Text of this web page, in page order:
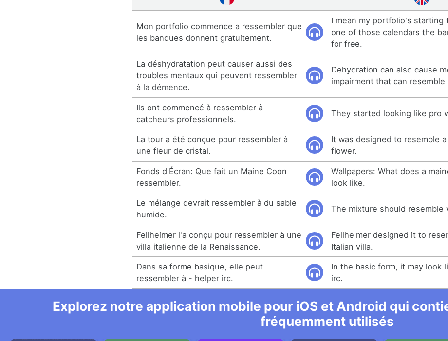
Mon portfolio commence a ressembler que
les banques donnent gratuitement.
I mean my portfolio's starting
one of those calendars the
for free.
La déshydratation peut causer aussi des
troubles mentaux qui peuvent ressembler
à la démence.
Dehydration can also cause
impairment that can resemble
Ils ont commencé à ressembler à
catcheurs professionnels.
They started looking like pro
La tour a été conçue pour ressembler à
une fleur de cristal.
It was designed to resemble
flower.
Fonds d'Écran: Que fait un Maine Coon
ressembler.
Wallpapers: What does a
look like.
Le mélange devrait ressembler à du sable
humide.
The mixture should resemble
Fellheimer l'a conçu pour ressembler à une
villa italienne de la Renaissance.
Fellheimer designed it to
Italian villa.
Dans sa forme basique, elle peut
ressembler à - helper irc.
In the basic form, it may look
irc.
Explorez notre application mobile pour iOS et Android qui
fréquemment utilisés